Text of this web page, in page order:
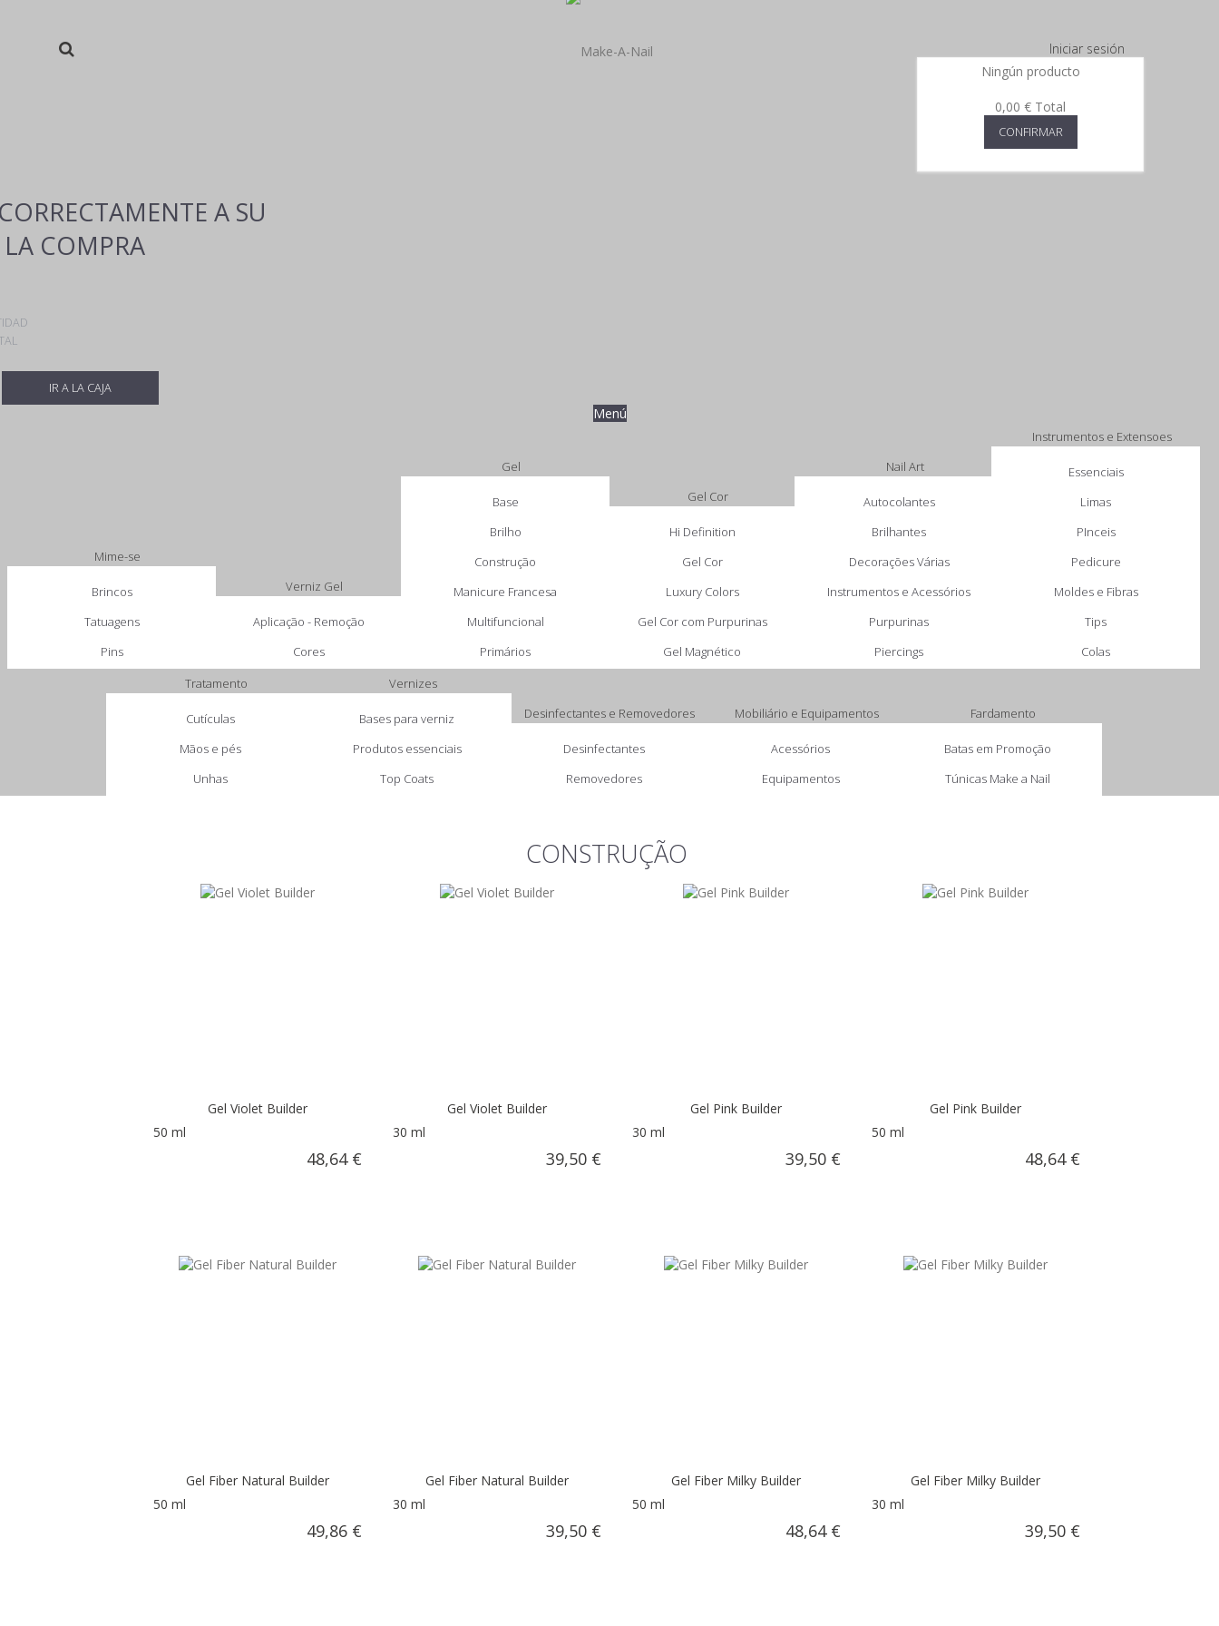
Iniciar sesión
Ningún producto
0,00 € Total
CONFIRMAR
A SU
COMPRA
IR A LA CAJA
Menú
Mime-se
Brincos
Tatuagens
Pins
Verniz Gel
Aplicação - Remoção
Cores
Gel
Base
Brilho
Construção
Manicure Francesa
Multifuncional
Primários
Gel Cor
Hi Definition
Gel Cor
Luxury Colors
Gel Cor com Purpurinas
Gel Magnético
Nail Art
Autocolantes
Brilhantes
Decorações Várias
Instrumentos e Acessórios
Purpurinas
Piercings
Instrumentos e Extensoes
Essenciais
Limas
PInceis
Pedicure
Moldes e Fibras
Tips
Colas
Tratamento
Cutículas
Mãos e pés
Unhas
Vernizes
Bases para verniz
Produtos essenciais
Top Coats
Desinfectantes e Removedores
Desinfectantes
Removedores
Mobiliário e Equipamentos
Acessórios
Equipamentos
Fardamento
Batas em Promoção
Túnicas Make a Nail
CONSTRUÇÃO
Gel Violet Builder
50 ml
48,64 €
Gel Violet Builder
30 ml
39,50 €
Gel Pink Builder
30 ml
39,50 €
Gel Pink Builder
50 ml
48,64 €
Gel Fiber Natural Builder
50 ml
49,86 €
Gel Fiber Natural Builder
30 ml
39,50 €
Gel Fiber Milky Builder
50 ml
48,64 €
Gel Fiber Milky Builder
30 ml
39,50 €